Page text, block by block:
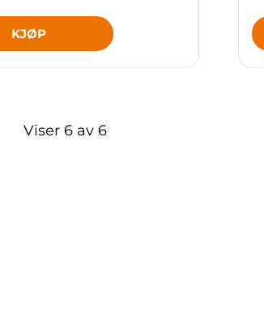
KJØP
Viser 6av 6